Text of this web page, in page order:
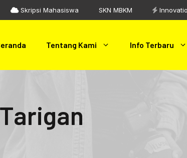
Skripsi Mahasiswa SKN MBKM
Tentang Kami Info Terbaru